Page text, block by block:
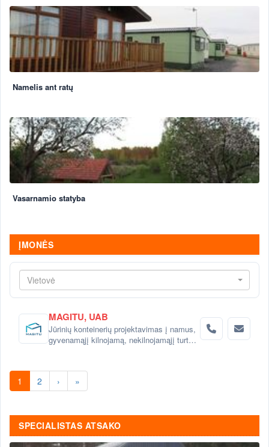
Namelis ant ratų
Vasarnamio statyba
ĮMONĖS
Vietovė
MAGITU, UAB
Jūrinių konteinerių projektavimas į namus,
gyvenamąjį kilnojamą, nekilnojamąjį turtą.
1 2 › »
SPECIALISTAS ATSAKO